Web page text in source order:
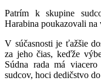
Patrím k skupine
Harabina poukazovali na
V súčasnosti je ťažšie
za jeho čias, keďže
Súdna rada má
sudcov, hoci dedičstvo